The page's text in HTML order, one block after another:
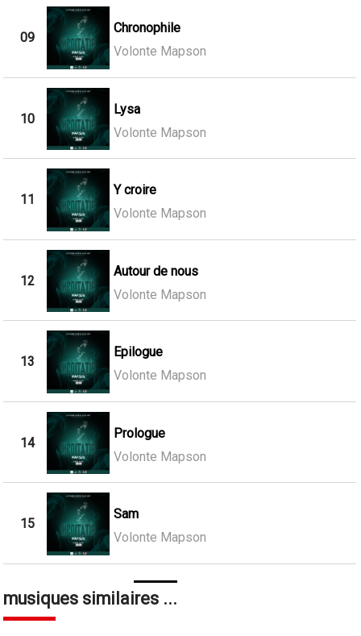
09
Chronophile
Volonte Mapson
10
Lysa
Volonte Mapson
11
Y croire
Volonte Mapson
12
Autour de nous
Volonte Mapson
13
Epilogue
Volonte Mapson
14
Prologue
Volonte Mapson
15
Sam
Volonte Mapson
musiques similaires ...